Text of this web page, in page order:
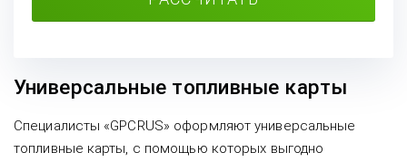
Универсальные топливные карты
Специалисты «GPCRUS» оформляют универсальные
топливные карты, с помощью которых выгодно